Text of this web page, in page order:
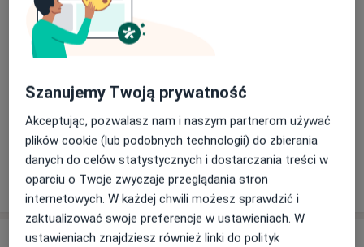
28/08/2023
Usługi i ceny
Szanujemy Twoją prywatność
Akceptując, pozwalasz nam i naszym partnerom używać
plików cookie (lub podobnych technologii) do zbierania
danych do celów statystycznych i dostarczania treści w
oparciu o Twoje zwyczaje przeglądania stron
internetowych. W każdej chwili możesz sprawdzić i
zaktualizować swoje preferencje w ustawieniach. W
ustawieniach znajdziesz również linki do polityk